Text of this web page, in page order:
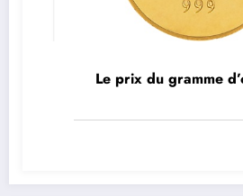
Le prix du gramme